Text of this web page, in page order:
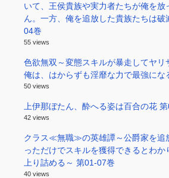
いて、王侯貴族や実力者たちが俺を放
ん。一方、俺を追放した貴族たちは破
04巻
55 views
色欲無双～変態スキルが暴走してヤリ
俺は、はからずも淫靡な力で最強にな
50 views
上伊那ぼたん、酔へる姿は百合の花
42 views
クラス≪無職≫の英雄譚～公爵家を追
っただけでスキルを獲得できるとわか
上り詰める～ 第01-07巻
40 views